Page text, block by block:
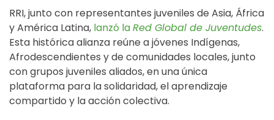
RRI, junto con representantes juveniles de Asia, África
y América Latina, lanzó laRed Global de Juventudes.
Esta histórica alianza reúne a jóvenes Indígenas,
Afrodescendientes y de comunidades locales, junto
con grupos juveniles aliados, en una única
plataforma para la solidaridad, el aprendizaje
compartido y la acción colectiva.